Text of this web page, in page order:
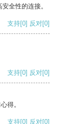
全性的连接。
支持[0] 反对[0]
支持[0] 反对[0]
得。
支持[0] 反对[0]